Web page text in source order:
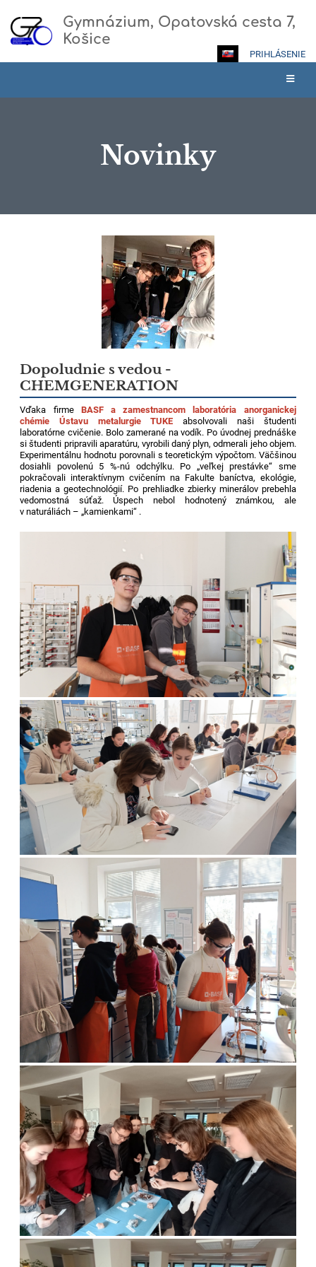
Gymnázium, Opatovská cesta 7,
Košice
PRIHLÁSENIE
Novinky
Dopoludnie s vedou -
CHEMGENERATION
Vďaka firme
BASF a zamestnancom laboratória anorganickej
chémie Ústavu metalurgie TUKEabsolvovali naši študenti
laboratórne cvičenie. Bolo zamerané na vodík. Po úvodnej prednáške
si študenti pripravili aparatúru, vyrobili daný plyn, odmerali jeho objem.
Experimentálnu hodnotu porovnali s teoretickým výpočtom. Väčšinou
dosiahli povolenú 5 %-nú odchýlku. Po „veľkej prestávke“ sme
pokračovali interaktívnym cvičením na Fakulte baníctva, ekológie,
riadenia a geotechnológií. Po prehliadke zbierky minerálov prebehla
vedomostná súťaž. Úspech nebol hodnotený známkou, ale
v naturáliách – „kamienkami“ .